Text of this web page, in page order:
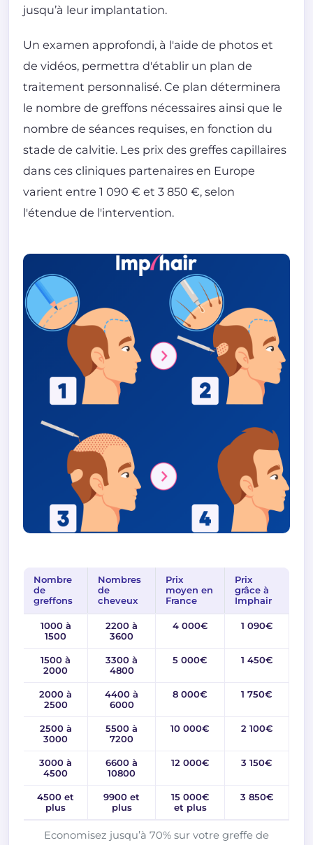
jusqu’à leur implantation.
Un examen approfondi, à l'aide de photos et
de vidéos, permettra d'établir un plan de
traitement personnalisé. Ce plan déterminera
le nombre de greffons nécessaires ainsi que le
nombre de séances requises, en fonction du
stade de calvitie. Les prix des greffes capillaires
dans ces cliniques partenaires en Europe
varient entre 1 090 € et 3 850 €, selon
l'étendue de l'intervention.
Economisez jusqu’à 70% sur votre greffe de
Nombre
de
greffons
Nombres
de
cheveux
Prix
moyen en
France
Prix
grâce à
Imphair
1000 à
1500
2200 à
3600
4 000€ 1 090€
1500 à
2000
3300 à
4800
5 000€ 1 450€
2000 à
2500
4400 à
6000
8 000€ 1 750€
2500 à
3000
5500 à
7200
10 000€ 2 100€
3000 à
4500
6600 à
10800
12 000€ 3 150€
4500 et
plus
9900 et
plus
15 000€
et plus
3 850€